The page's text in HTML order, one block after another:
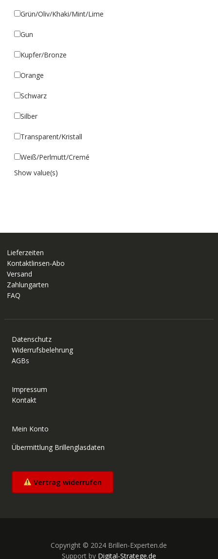
Grün/Oliv/Khaki/Mint/Lime
Gun
Kupfer/Bronze
Orange
Schwarz
Silber
Transparent/Kristall
Weiß/Perlmutt/Cremé
Show value(s)
Lieferzeiten
Kontaktlinsen-Abo
Versand
Zahlungarten
FAQ
Datenschutz
Widerrufsbelehrung
AGBs
Impressum
Kontakt
Mein Konto
Übermittlung Brillenglasdaten
Vertrag widerrufen
Copyright © 2024 Brillen-Experten.de
Support by Digital-Stratege.de